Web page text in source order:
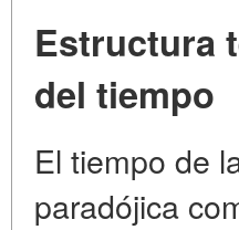
Estructura
del tiempo
El tiempo de
paradójica